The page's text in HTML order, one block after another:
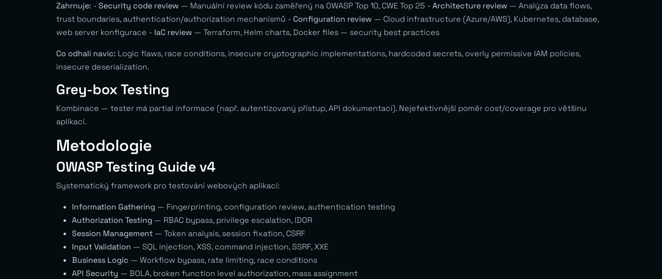
Zahrnuje: - Security code review — Manuální review kódu zaměřený na OWASP Top 10, CWE Top 25 - Architecture review — Analýza data flows,
trust boundaries, authentication/authorization mechanismů - Configuration review — Cloud infrastructure (Azure/AWS), Kubernetes, database,
web server konfigurace - IaC review — Terraform, Helm charts, Docker files — security best practices
Co odhalí navíc: Logic flaws, race conditions, insecure cryptographic implementations, hardcoded secrets, overly permissive IAM policies,
insecure deserialization.
Grey-box Testing
Kombinace — tester má partial informace (např. autentizovaný přístup, API dokumentaci). Nejefektivnější poměr cost/coverage pro většinu
aplikací.
Metodologie
OWASP Testing Guide v4
Systematický framework pro testování webových aplikací:
Information Gathering — Fingerprinting, configuration review, authentication testing
Authorization Testing — RBAC bypass, privilege escalation, IDOR
Session Management — Token analysis, session fixation, CSRF
Input Validation — SQL injection, XSS, command injection, SSRF, XXE
Business Logic — Workflow bypass, rate limiting, race conditions
API Security — BOLA, broken function level authorization, mass assignment